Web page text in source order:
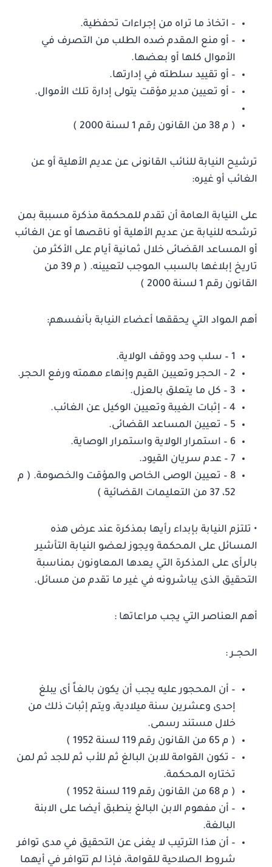
– اتخاذ ما تراه من إجراءات تحفظية.
– أو منع المقدم ضده الطلب من التصرف في
الأموال كلها أو بعضها.
– أو تقييد سلطته في إدارتها.
– أو تعيين مدير مؤقت يتولى إدارة تلك الأموال.
( م 38 من القانون رقم 1 لسنة 2000 )
ترشيح النيابة للنائب القانونى عن عديم الأهلية أو عن
الغائب أو غيره:
على النيابة العامة أن تقدم للمحكمة مذكرة مسببة بمن
ترشحه للنيابة عن عديم الأهلية أو ناقصها أو عن الغائب
أو المساعد القضائى خلال ثمانية أيام على الأكثر من
تاريخ إبلاغها بالسبب الموجب لتعيينه. ( م 39 من
القانون رقم 1 لسنة 2000 )
أهم المواد التي يحققها أعضاء النيابة بأنفسهم:
1 – سلب وحد ووقف الولاية.
2 – الحجر وتعيين القيم وإنهاء مهمته ورفع الحجر.
3 – كل ما يتعلق بالعزل.
4 – إثبات الغيبة وتعيين الوكيل عن الغائب.
5 – تعيين المساعد القضائى.
6 – استمرار الولاية واستمرار الوصاية.
7 – عدم سريان القيود.
8 – تعيين الوصى الخاص والمؤقت والخصومة. ( م
52، 37 من التعليمات القضائية )
• تلتزم النيابة بإبداء رأيها بمذكرة عند عرض هذه
المسائل على المحكمة ويجوز لعضو النيابة التأشير
بالرأى على المذكرة التي يعدها المعاونون بمناسبة
التحقيق الذى يباشرونه في غير ما تقدم من مسائل.
أهم العناصر التي يجب مراعاتها :
الحجــر :
– أن المحجور عليه يجب أن يكون بالغاً أى يبلغ
إحدى وعشرين سنة ميلادية، ويتم إثبات ذلك من
خلال مستند رسمى.
( م 65 من القانون رقم 119 لسنة 1952 )
– تكون القوامة للابن البالغ ثم للأب ثم للجد ثم لمن
تختاره المحكمة.
( م 68 من القانون رقم 119 لسنة 1952 )
– أن مفهوم الابن البالغ ينطبق أيضا على الابنة
البالغة.
– أن هذا الترتيب لا يغنى عن التحقيق في مدى توافر
شروط الصلاحية للقوامة، فإذا لم تتوافر في أيهما